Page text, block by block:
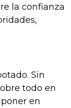
la confianza
Sin
todo en
en